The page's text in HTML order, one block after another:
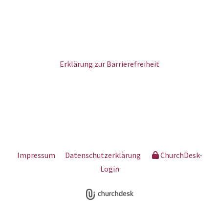
Erklärung zur Barrierefreiheit
Impressum Datenschutzerklärung
ChurchDesk-
Login